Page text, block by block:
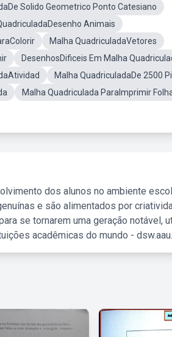
Solido Geometrico Ponto Catesiano
Animais
Malha QuadriculadaVetores
DesenhosDificeis Em Malha
Malha QuadriculadaDe 2500
Malha Quadriculada ParaImprimir
dos alunos no ambiente
e são alimentados por
se tornarem uma geração notável,
acadêmicas do mundo -